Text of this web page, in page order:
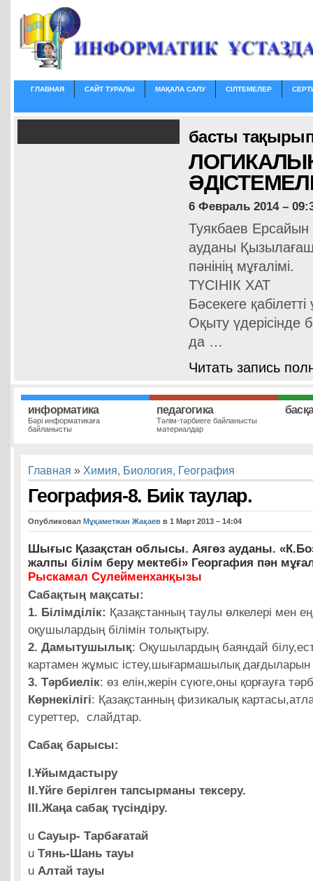
ГЛАВНАЯ САЙТ ТУРАЛЫ МАҚАЛА САЛУ СІЛТЕМЕЛЕР
басты
ЛОГИКАЛЫҚ
6 Февраль 2014 –
Туякбаев
ауданы
пәнінің мұғалімі.
ТҮСІНІК ХАТ
Бәсекеге
Оқыту үдерісінде
да …
Читать запись
информатика
Бәрі информатикаға
байланысты
педагогика
Тәлім-тәрбиеге байланысты
материалдар
Главная » Химия, Биология, География
География-8. Биік таулар.
Опубликовал Мұқаметжан Жақаев в 1 Март 2013 – 14:04
Шығыс Қазақстан облысы. Аягөз ауданы.
жалпы білім беру мектебі» Георгафия пән
Рыскамал Сулейменханқызы
Сабақтың мақсаты:
1. Білімділік: Қазақстанның таулы өлкелері мен
оқушылардың білімін толықтыру.
2. Дамытушылық: Оқушылардың баяндай
картамен жұмыс істеу,шығармашылық дағдыларын
3. Тәрбиелік: өз елін,жерін сүюге,оны қорғауға
Көрнекілігі: Қазақстанның физикалық
суреттер, слайдтар.
Сабақ барысы:
I.Ұйымдастыру
II.Үйге берілген тапсырманы тексеру.
III.Жаңа сабақ түсіндіру.
u Сауыр- Тарбағатай
u Тянь-Шань тауы
u Алтай тауы